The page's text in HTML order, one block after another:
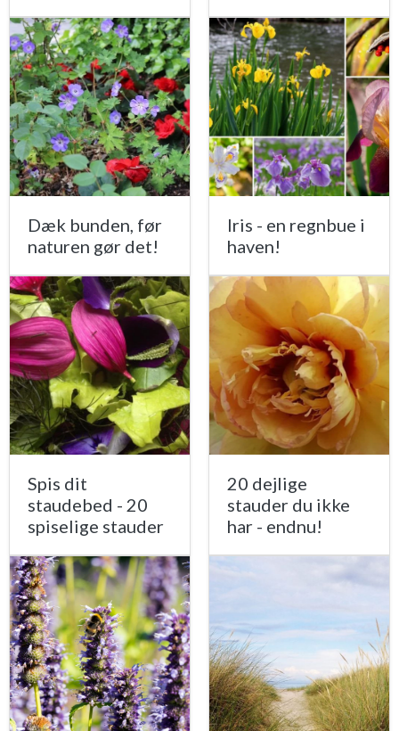
Dæk bunden, før
naturen gør det!
Iris - en regnbue i
haven!
Spis dit
staudebed - 20
spiselige stauder
20 dejlige
stauder du ikke
har - endnu!